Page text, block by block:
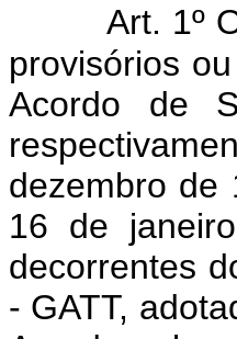
Art. 1º
provisórios
Acordo de
dezembro de
16 de
decorrentes
- GATT,